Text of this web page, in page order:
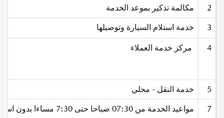
2 مكالمة تذكير بموعد الخدمة
3 خدمة استلام السيارة وتوصيلها
4 مركز خدمة العملاء
5 خدمة النقل - محلي
7 مواعيد الخدمة من 07:30 صباحا حتى 7:30 مساءا بدون استراحة (مركز الدوحة السريع للخدمة).